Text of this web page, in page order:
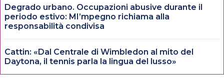
Degrado urbano. Occupazioni abusive durante il
periodo estivo: MI’mpegno richiama alla
responsabilità condivisa
Cattin: «Dal Centrale di Wimbledon al mito del
Daytona, il tennis parla la lingua del lusso»